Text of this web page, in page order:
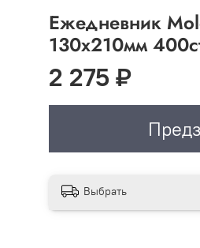
Ежедневник
130х210мм
2 275 ₽
Выбрать